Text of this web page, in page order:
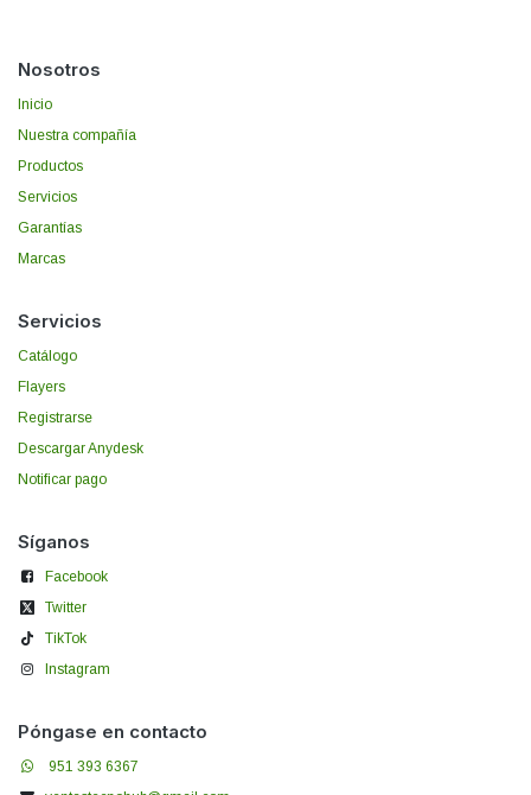
Nosotros
Inicio
Nuestra compañía
Productos
Servicios
Garantías
Marcas
Servicios
Catálogo
Flayers
Registrarse
Descargar Anydesk
Notificar pago
Síganos
Facebook
Twitter
TikTok
Instagram
Póngase en contacto
951 393 6367